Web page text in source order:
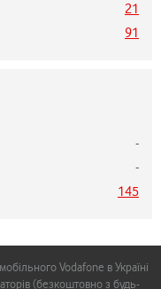
21
91
-
-
145
Vodafone в Україні
(безкоштовно з будь-